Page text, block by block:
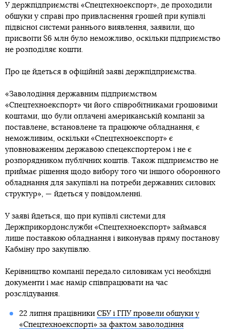
У держпідприємстві «Спецтехноекспорт», де проходили
обшуки у справі про привласнення грошей при купівлі
підвісної системи раннього виявлення, заявили, що
присвоїти $6 млн було неможливо, оскільки підприємство
не розподіляє кошти.
Про це йдеться в офіційній заяві держпідприємства.
«Заволодіння державним підприємством
«Спецтехноекспорт» чи його співробітниками грошовими
коштами, що були оплачені американській компанії за
поставлене, встановлене та працююче обладнання, є
неможливим, оскільки «Спецтехноекспорт» є
уповноваженим державою спецекспортером і не є
розпорядником публічних коштів. Також підприємство не
приймає рішення щодо вибору того чи іншого оборонного
обладнання для закупівлі на потреби державних силових
структур», — йдеться у повідомленні.
У заяві йдеться, що при купівлі системи для
Держприкордонслужби «Спецтехноекспорт» займався
лише поставкою обладнання і виконував пряму постанову
Кабміну про закупівлю.
Керівництво компанії передало силовикам усі необхідні
документи і має намір співпрацювати на час
розслідування.
22 липня працівники СБУ і ГПУ провели обшуки у
«Спецтехноекспорті» за фактом заволодіння